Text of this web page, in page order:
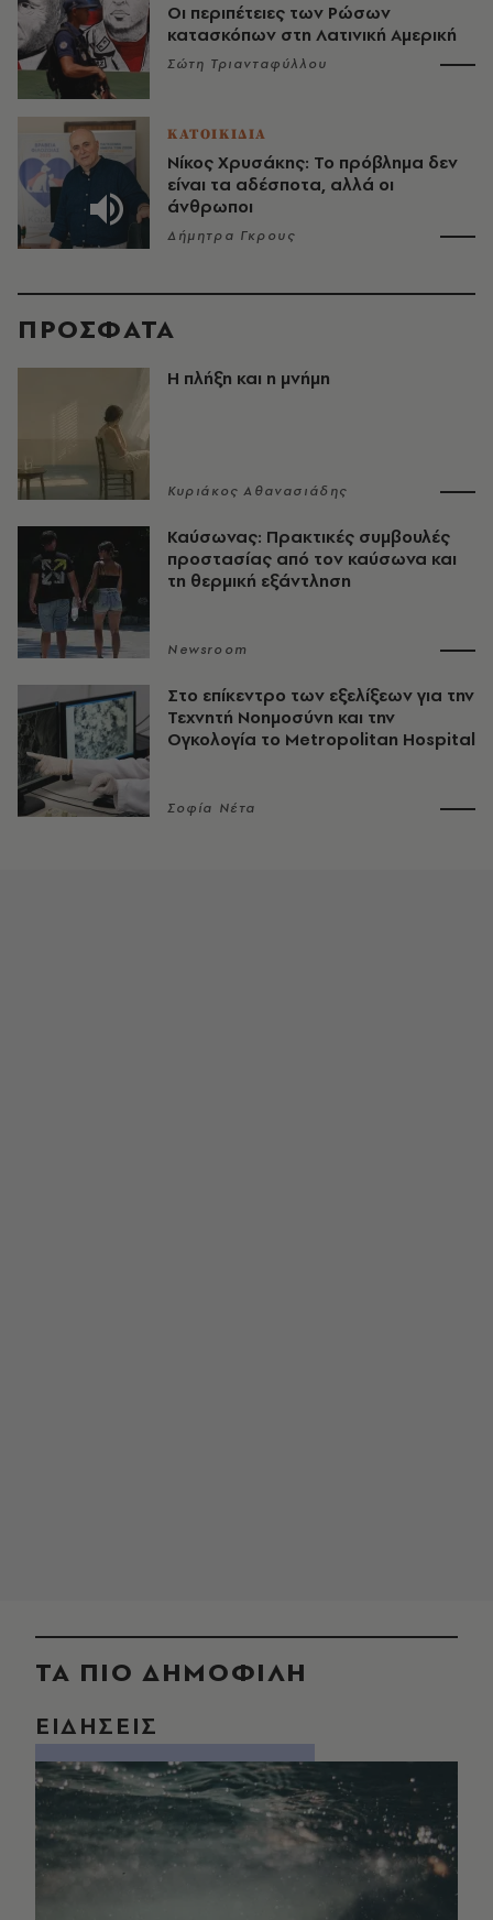
Οι περιπέτειες των Ρώσων
κατασκόπων στη Λατινική Αμερική
Σώτη Τριανταφύλλου
ΚΑΤΟΙΚΙΔΙΑ
Νίκος Χρυσάκης: Το πρόβλημα δεν
είναι τα αδέσποτα, αλλά οι
άνθρωποι
Δήμητρα Γκρους
ΠΡΟΣΦΑΤΑ
Η πλήξη και η μνήμη
Κυριάκος Αθανασιάδης
Καύσωνας: Πρακτικές συμβουλές
προστασίας από τον καύσωνα και
τη θερμική εξάντληση
Newsroom
Στο επίκεντρο των εξελίξεων για την
Τεχνητή Νοημοσύνη και την
Ογκολογία το Metropolitan Hospital
Σοφία Νέτα
ΤΑ ΠΙΟ ΔΗΜΟΦΙΛΗ
ΕΙΔΗΣΕΙΣ